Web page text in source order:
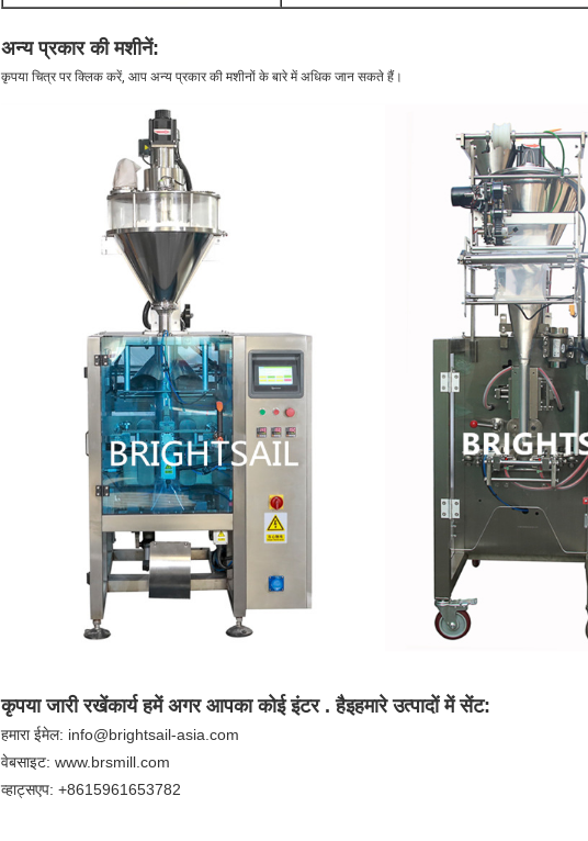
अन्य प्रकार की मशीनें:
कृपया चित्र पर क्लिक करें, आप अन्य प्रकार की मशीनों के बारे में अधिक जान सकते हैं।
कृपया जारी रखेंकार्यहमें अगर आपका कोई इंटर . हैइहमारे उत्पादों में सेंट:
हमारा ईमेल: info@brightsail-asia.com
वेबसाइट: www.brsmill.com
व्हाट्सएप: +8615961653782